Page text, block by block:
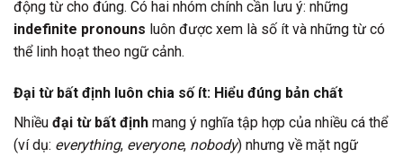
động từ cho đúng. Có hai nhóm chính cần lưu ý: những
indefinite pronouns luôn được xem là số ít và những từ có
thể linh hoạt theo ngữ cảnh.
Đại từ bất định luôn chia số ít: Hiểu đúng bản chất
Nhiều đại từ bất định mang ý nghĩa tập hợp của nhiều cá thể
(ví dụ: everything, everyone, nobody) nhưng về mặt ngữ